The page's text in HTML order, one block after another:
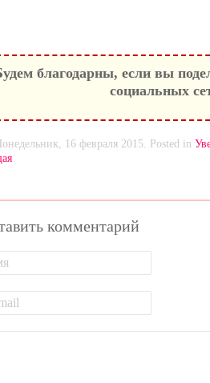
благодарны, если вы
социальных
16 февраля 2015. Posted in
комментарий